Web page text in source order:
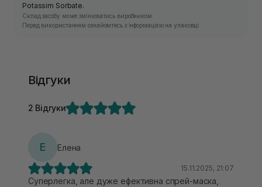
Potassim Sorbate.
Склад засобу може змінюватись виробником.
Перед використанням ознайомтесь з інформацією на упаковці.
Відгуки
2 Відгуки
Е Елена
15.11.2025, 21:07
Суперлегка, але дуже ефективна спрей-маска,